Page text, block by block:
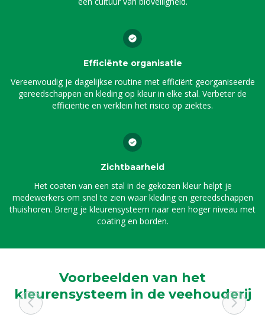
Efficiënte organisatie
Vereenvoudig je dagelijkse routine met efficiënt georganiseerde
gereedschappen en kleding op kleur in elke stal. Verbeter de
efficiëntie en verklein het risico op ziektes.
Zichtbaarheid
Het coaten van een stal in de gekozen kleur helpt je
medewerkers om snel te zien waar kleding en gereedschappen
thuishoren. Breng je kleurensysteem naar een hoger niveau met
coating en borden.
Voorbeelden van het
kleurensysteem in de veehouderij